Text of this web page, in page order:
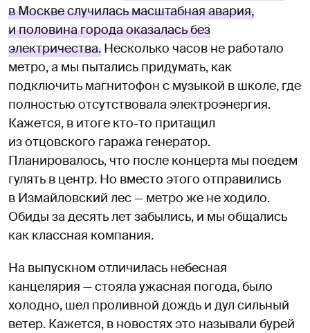
в Москве случилась масштабная авария,
и половина города оказалась без
электричества. Несколько часов не работало
метро, а мы пытались придумать, как
подключить магнитофон с музыкой в школе, где
полностью отсутствовала электроэнергия.
Кажется, в итоге кто-то притащил
из отцовского гаража генератор.
Планировалось, что после концерта мы поедем
гулять в центр. Но вместо этого отправились
в Измайловский лес — метро же не ходило.
Обиды за десять лет забылись, и мы общались
как классная компания.
На выпускном отличилась небесная
канцелярия — стояла ужасная погода, было
холодно, шел проливной дождь и дул сильный
ветер. Кажется, в новостях это называли бурей